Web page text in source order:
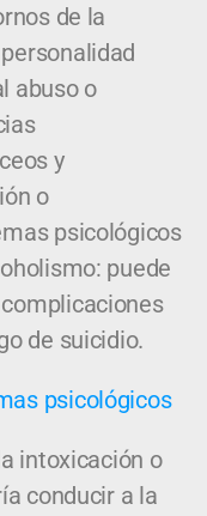
de la
abuso o
y
o
psicológicos
puede
de suicidio.
psicológicos
intoxicación o
conducir a la